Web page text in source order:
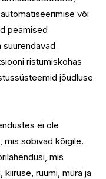
või
peamised
suurendavad
ristumiskohas
jõudluse
ei ole
mis sobivad kõigile.
mis
ruumi, müra ja